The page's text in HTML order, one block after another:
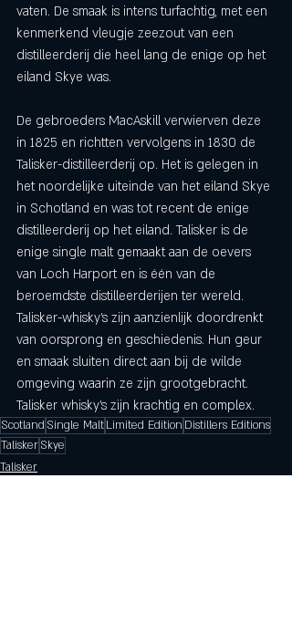
vaten. De smaak is intens turfachtig, met een
kenmerkend vleugje zeezout van een
distilleerderij die heel lang de enige op het
eiland Skye was.
De gebroeders MacAskill verwierven deze
in 1825 en richtten vervolgens in 1830 de
Talisker-distilleerderij op. Het is gelegen in
het noordelijke uiteinde van het eiland Skye
in Schotland en was tot recent de enige
distilleerderij op het eiland. Talisker is de
enige single malt gemaakt aan de oevers
van Loch Harport en is één van de
beroemdste distilleerderijen ter wereld.
Talisker-whisky's zijn aanzienlijk doordrenkt
van oorsprong en geschiedenis. Hun geur
en smaak sluiten direct aan bij de wilde
omgeving waarin ze zijn grootgebracht.
Talisker whisky's zijn krachtig en complex.
Scotland Single MaltLimited Edition Distillers Editions
TaliskerSkye
Talisker